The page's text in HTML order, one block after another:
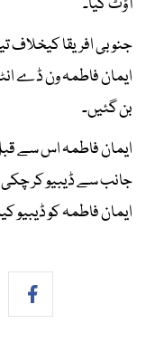
آؤٹ کیا۔
جنوبی افریقا
بن گئیں۔
جانب سے ڈیبیو کر چکی
ایمان فاطمہ کو ڈیبیو